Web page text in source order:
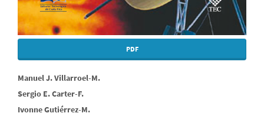
PDF
Contenido
principal
Manuel J. Villarroel-M.
Sergio E. Carter-F.
Ivonne Gutiérrez-M.